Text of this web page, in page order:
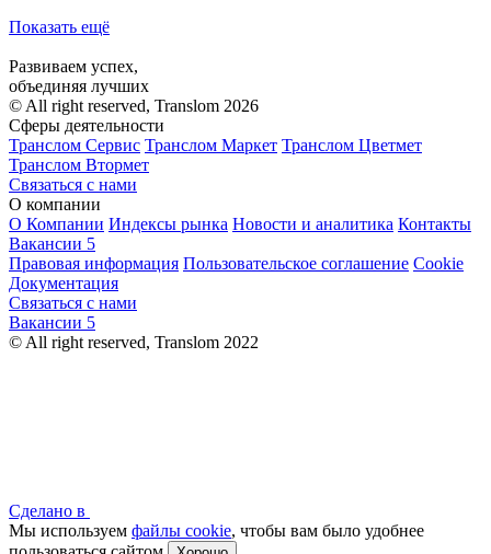
Показать ещё
Развиваем успех,
объединяя лучших
© All right reserved, Translom 2026
Сферы деятельности
Транслом Сервис Транслом Маркет Транслом Цветмет
Транслом Втормет
Связаться с нами
О компании
О Компании Индексы рынка Новости и аналитика Контакты
Вакансии 5
Правовая информация Пользовательское соглашение Cookie
Документация
Связаться с нами
Вакансии 5
© All right reserved, Translom 2022
Сделано в
Мы используем файлы cookie, чтобы вам было удобнее